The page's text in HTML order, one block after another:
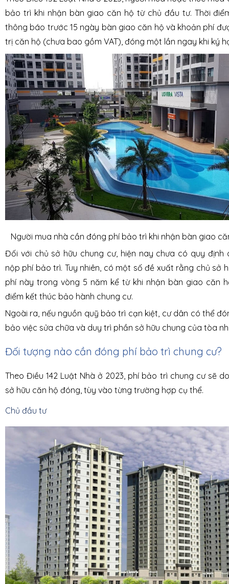
bảo trì khi nhận bàn giao căn hộ từ chủ đầu tư. Thời
thông báo trước 15 ngày bàn giao căn hộ và khoản phí
trị căn hộ (chưa bao gồm VAT), đóng một lần ngay khi ký
Người mua nhà cần đóng phí bảo trì khi nhận bàn giao
Đối với chủ sở hữu chung cư, hiện nay chưa có quy định
nộp phí bảo trì. Tuy nhiên, có một số đề xuất rằng chủ sở
phí này trong vòng 5 năm kể từ khi nhận bàn giao căn
điểm kết thúc bảo hành chung cư.
Ngoài ra, nếu nguồn quỹ bảo trì cạn kiệt, cư dân có thể
bảo việc sửa chữa và duy trì phần sở hữu chung của tòa
Đối tượng nào cần đóng phí bảo trì chung cư?
Theo Điều 142 Luật Nhà ở 2023, phí bảo trì chung cư sẽ
sở hữu căn hộ đóng, tùy vào từng trường hợp cụ thể.
Chủ đầu tư